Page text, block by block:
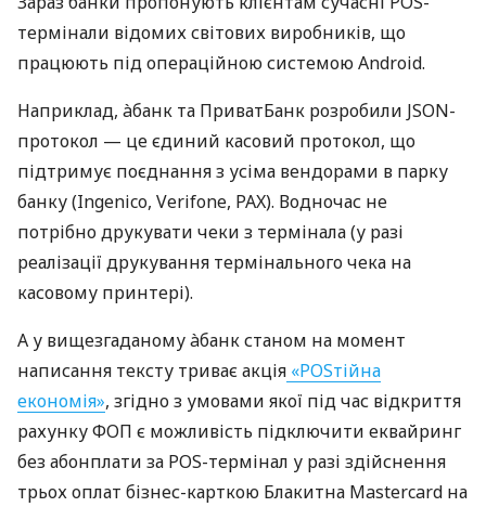
термінали відомих світових виробників, що
працюють під операційною системою Android.
Наприклад, àбанк та ПриватБанк розробили JSON-
протокол — це єдиний касовий протокол, що
підтримує поєднання з усіма вендорами в парку
банку (Ingenico, Verifone, PAX). Водночас не
потрібно друкувати чеки з термінала (у разі
реалізації друкування термінального чека на
касовому принтері).
А у вищезгаданому àбанк станом на момент
написання тексту триває акція «POSтійна
економія», згідно з умовами якої під час відкриття
рахунку ФОП є можливість підключити еквайринг
без абонплати за POS-термінал у разі здійснення
трьох оплат бізнес-карткою Блакитна Mastercard на